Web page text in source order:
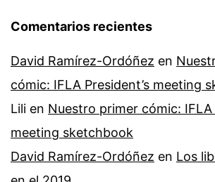
Comentarios recientes
David Ramírez-Ordóñez en
cómic: IFLA President’s meeting
Lili en Nuestro primer cómic: IFLA
meeting sketchbook
David Ramírez-Ordóñez en Los